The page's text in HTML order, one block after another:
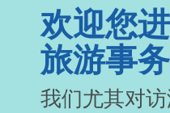
欢迎您
旅游事
我们尤其对